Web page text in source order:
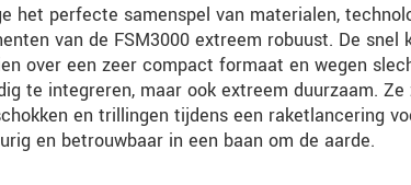
het perfecte samenspel van materialen,
van de FSM3000 extreem robuust. De
over een zeer compact formaat en wegen
te integreren, maar ook extreem duurzaam.
en trillingen tijdens een raketlancering
en betrouwbaar in een baan om de aarde.